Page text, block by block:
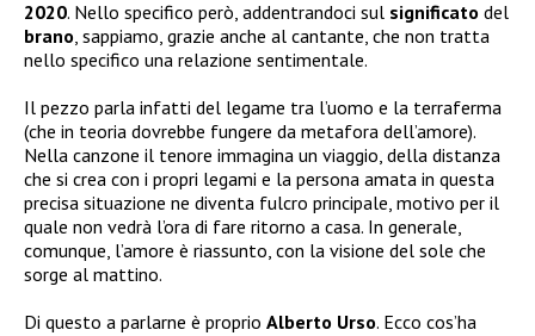
2020. Nello specifico però, addentrandoci sul significato del
brano, sappiamo, grazie anche al cantante, che non tratta
nello specifico una relazione sentimentale.
Il pezzo parla infatti del legame tra l’uomo e la terraferma
(che in teoria dovrebbe fungere da metafora dell’amore).
Nella canzone il tenore immagina un viaggio, della distanza
che si crea con i propri legami e la persona amata in questa
precisa situazione ne diventa fulcro principale, motivo per il
quale non vedrà l’ora di fare ritorno a casa. In generale,
comunque, l’amore è riassunto, con la visione del sole che
sorge al mattino.
Di questo a parlarne è proprio Alberto Urso. Ecco cos’ha